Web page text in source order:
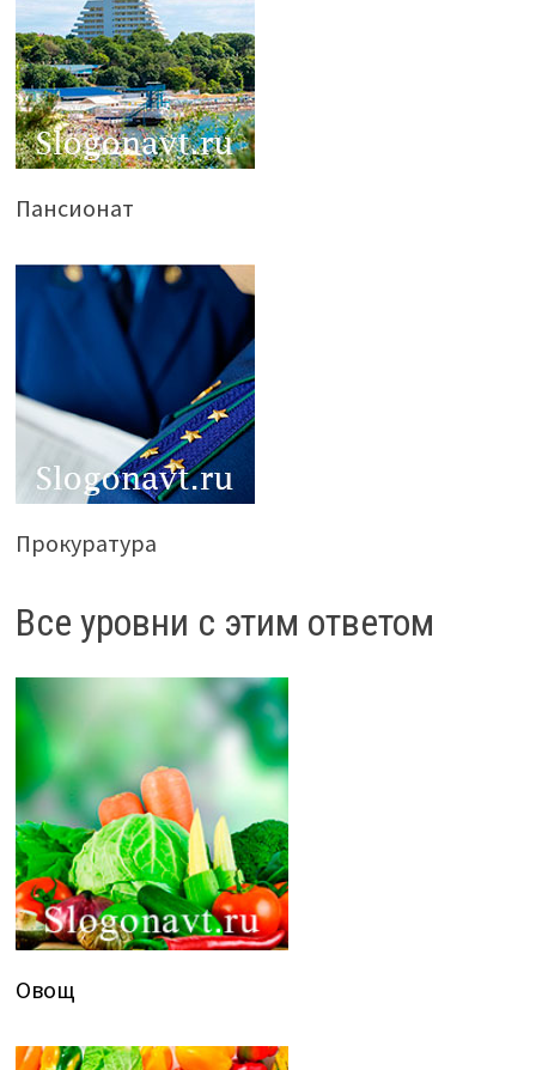
Пансионат
Прокуратура
Все уровни с этим ответом
Овощ